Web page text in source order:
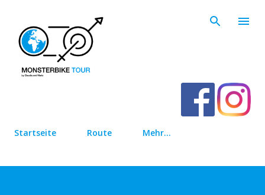
Direkt zum Hauptbereich
Startseite Route Mehr…